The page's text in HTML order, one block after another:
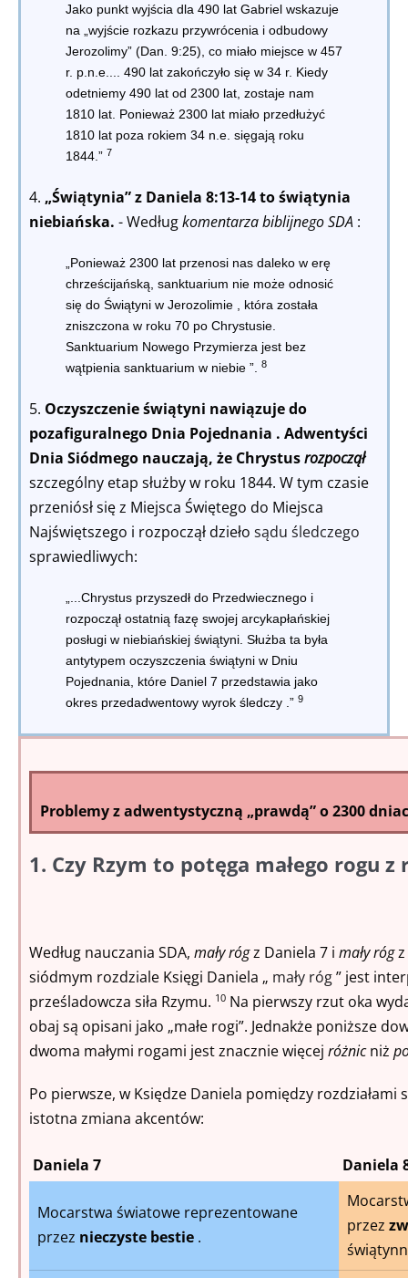
Jako punkt wyjścia dla 490 lat Gabriel wskazuje
na „wyjście rozkazu przywrócenia i odbudowy
Jerozolimy” (Dan. 9:25), co miało miejsce w 457
r. p.n.e.... 490 lat zakończyło się w 34 r. Kiedy
odetniemy 490 lat od 2300 lat, zostaje nam
1810 lat. Ponieważ 2300 lat miało przedłużyć
1810 lat poza rokiem 34 n.e. sięgają roku
1844.” 7
4. „Świątynia” z Daniela 8:13-14 to świątynia
niebiańska. - Wedługkomentarza biblijnego SDA:
„Ponieważ 2300 lat przenosi nas daleko w erę
chrześcijańską, sanktuarium nie może odnosić
się do Świątyni w Jerozolimie, która została
zniszczona w roku 70 po Chrystusie.
Sanktuarium Nowego Przymierza jest bez
wątpienia sanktuarium w niebie”. 8
5. Oczyszczenie świątyni nawiązuje do
pozafiguralnego Dnia Pojednania . Adwentyści
Dnia Siódmego nauczają, że Chrystusrozpoczął
szczególny etap służby w roku 1844. W tym czasie
przeniósł się z Miejsca Świętego do Miejsca
Najświętszego i rozpoczął dzieło sądu śledczego
sprawiedliwych:
„...Chrystus przyszedł do Przedwiecznego i
rozpoczął ostatnią fazę swojej arcykapłańskiej
posługi w niebiańskiej świątyni. Służba ta była
antytypem oczyszczenia świątyni w Dniu
Pojednania, które Daniel 7 przedstawia jako
okres przedadwentowy wyrok śledczy.” 9
Problemy z adwentystyczną „prawdą” o 2300
1. Czy Rzym to potęga małego rogu z
Według nauczania SDA, mały rógz Daniela 7 i mały rógz
siódmym rozdziale Księgi Daniela „ mały róg” jest
prześladowcza siła Rzymu. 10Na pierwszy rzut oka
obaj są opisani jako „małe rogi”. Jednakże poniższe
dwoma małymi rogami jest znacznie więcej różnicniż
Po pierwsze, w Księdze Daniela pomiędzy
istotna zmiana akcentów:
Daniela 7 Daniela
Mocarstwa światowe reprezentowane
przez nieczyste bestie.
przez